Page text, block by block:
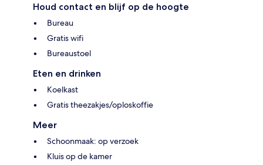
Houd contact en blijf op de hoogte
Bureau
Gratis wifi
Bureaustoel
Eten en drinken
Koelkast
Gratis theezakjes/oploskoffie
Meer
Schoonmaak: op verzoek
Kluis op de kamer